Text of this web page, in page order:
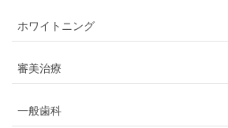
ホワイトニング
審美治療
一般歯科